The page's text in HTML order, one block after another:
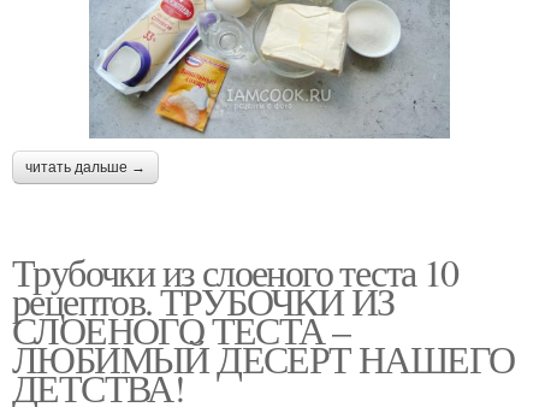
читать дальше →
Трубочки из слоеного теста 10
рецептов. ТРУБОЧКИ ИЗ
СЛОЕНОГО ТЕСТА –
ЛЮБИМЫЙ ДЕСЕРТ НАШЕГО
ДЕТСТВА!